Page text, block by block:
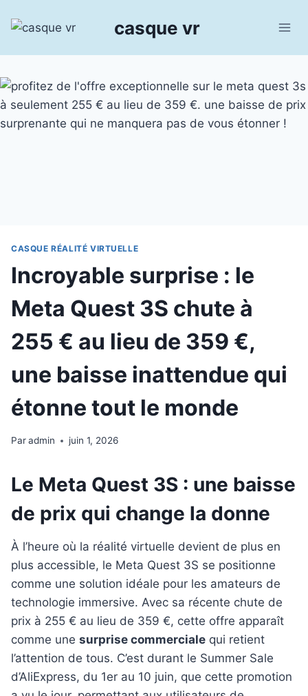
au
casque vr
CASQUE RÉALITÉ VIRTUELLE
Incroyable surprise : le
Meta Quest 3S chute à
255 € au lieu de 359 €,
une baisse inattendue qui
étonne tout le monde
Paradmin juin 1, 2026
Le Meta Quest 3S : une baisse
de prix qui change la donne
À l’heure où la réalité virtuelle devient de plus en
plus accessible, le Meta Quest 3S se positionne
comme une solution idéale pour les amateurs de
technologie immersive. Avec sa récente chute de
prix à 255 € au lieu de 359 €, cette offre apparaît
comme une surprise commerciale qui retient
l’attention de tous. C’est durant le Summer Sale
d’AliExpress, du 1er au 10 juin, que cette promotion